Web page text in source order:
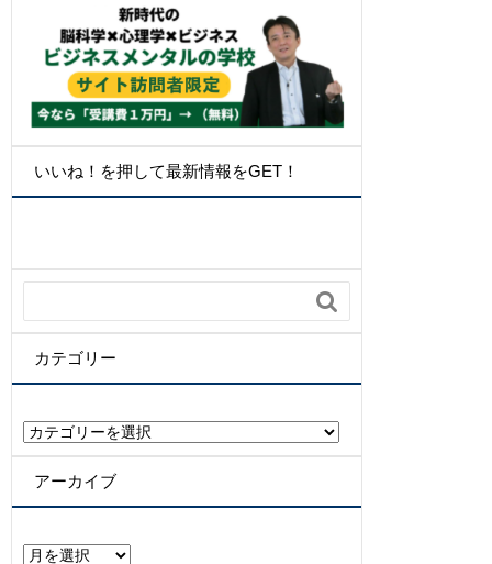
いいね！を押して最新情報をGET！

カテゴリー
カ
テ
ゴ
リ
アーカイブ
ア